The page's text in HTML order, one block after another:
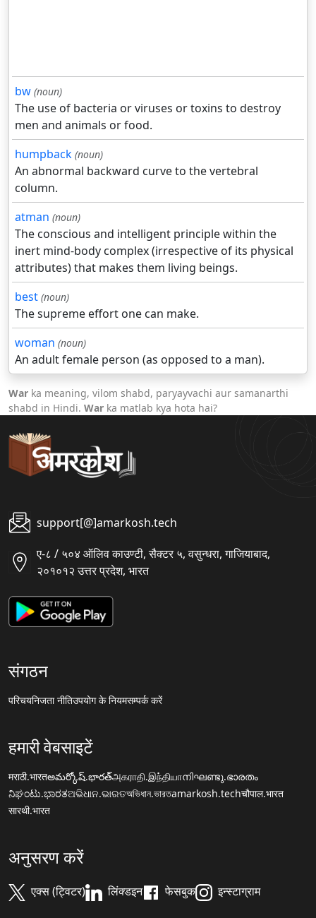
bw (noun)
The use of bacteria or viruses or toxins to destroy
men and animals or food.
humpback (noun)
An abnormal backward curve to the vertebral
column.
atman (noun)
The conscious and intelligent principle within the
inert mind-body complex (irrespective of its physical
attributes) that makes them living beings.
best (noun)
The supreme effort one can make.
woman (noun)
An adult female person (as opposed to a man).
War ka meaning, vilom shabd, paryayvachi aur samanarthi
shabd in Hindi. War ka matlab kya hota hai?
support[@]amarkosh.tech
ए-८ / ५०४ ऑलिव काउण्टी, सैक्टर ५, वसुन्धरा, गाजियाबाद,
२०१०१२ उत्तर प्रदेश, भारत
संगठन
परिचयनिजता नीतिउपयोग के नियमसम्पर्क करें
हमारी वेबसाइटें
मराठी.भारतఅమర్కోష్.భారత్அகராதி.இந்தியாനിഘണ്ടു.ഭാരതം
ನಿಘಂಟು.ಭಾರತଅଭିଧାନ.ଭାରତঅভিধান.ভারতamarkosh.techचौपाल.भारत
सारथी.भारत
अनुसरण करें
एक्स (ट्विटर) लिंक्डइन फेसबुक इन्स्टाग्राम